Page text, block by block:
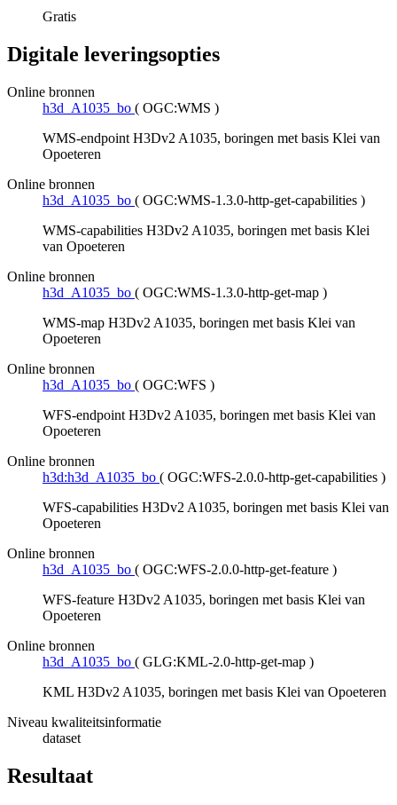
Gratis
Digitale leveringsopties
Online bronnen
h3d_A1035_bo ( OGC:WMS )
WMS-endpoint H3Dv2 A1035, boringen met basis Klei van
Opoeteren
Online bronnen
h3d_A1035_bo ( OGC:WMS-1.3.0-http-get-capabilities )
WMS-capabilities H3Dv2 A1035, boringen met basis Klei
van Opoeteren
Online bronnen
h3d_A1035_bo ( OGC:WMS-1.3.0-http-get-map )
WMS-map H3Dv2 A1035, boringen met basis Klei van
Opoeteren
Online bronnen
h3d_A1035_bo ( OGC:WFS )
WFS-endpoint H3Dv2 A1035, boringen met basis Klei van
Opoeteren
Online bronnen
h3d:h3d_A1035_bo ( OGC:WFS-2.0.0-http-get-capabilities )
WFS-capabilities H3Dv2 A1035, boringen met basis Klei van
Opoeteren
Online bronnen
h3d_A1035_bo ( OGC:WFS-2.0.0-http-get-feature )
WFS-feature H3Dv2 A1035, boringen met basis Klei van
Opoeteren
Online bronnen
h3d_A1035_bo ( GLG:KML-2.0-http-get-map )
KML H3Dv2 A1035, boringen met basis Klei van Opoeteren
Niveau kwaliteitsinformatie
dataset
Resultaat